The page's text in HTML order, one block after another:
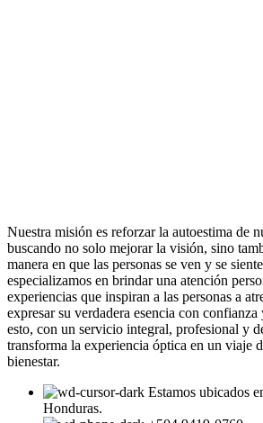
Nuestra misión es reforzar la autoestima de
buscando no solo mejorar la visión, sino
manera en que las personas se ven y se
especializamos en brindar una atención
experiencias que inspiran a las personas a
expresar su verdadera esencia con
esto, con un servicio integral, profesional y
transforma la experiencia óptica en un viaje
bienestar.
Estamos ubicados
Honduras.